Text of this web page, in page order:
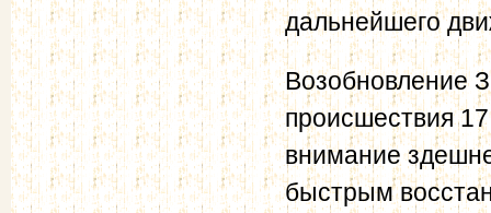
дальнейшего
Возобновление
происшествия
внимание
быстрым